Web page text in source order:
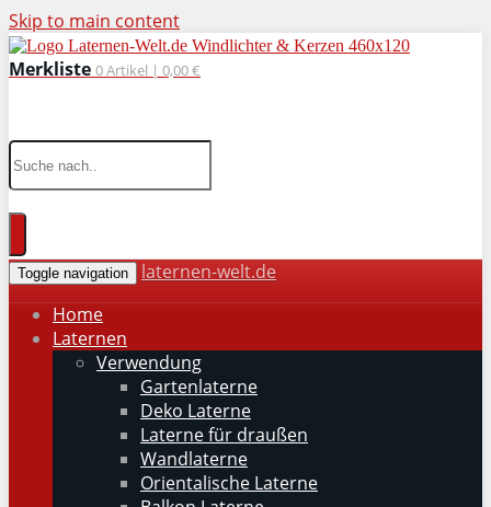
Skip to main content
Merkliste 0Artikel | 0,00 €
Toggle navigation
laternen-welt.de
Home
Laternen
Verwendung
Gartenlaterne
Deko Laterne
Laterne für draußen
Wandlaterne
Orientalische Laterne